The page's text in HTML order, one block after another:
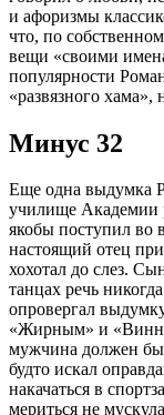
и афоризмы
что, по
вещи «своими
популярности
«развязного хама»,
Минус 32
Еще одна выдумка
училище Академии
якобы поступил во
настоящий отец
хохотал до слез.
танцах речь
опровергал
«Жирным» и
мужчина должен
будто искал
накачаться в
мериться не